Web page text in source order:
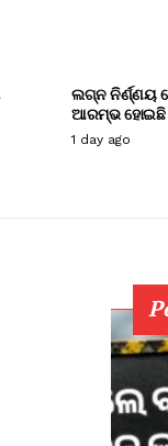
ଲଗ୍ନ ନିର୍ଣ୍ଣୟ
ଆରମ୍ଭ ହୋଇଛି
1 day ago